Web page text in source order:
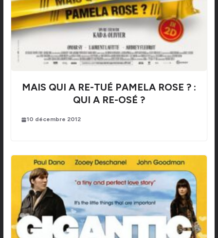
MAIS QUI A RE-TUÉ PAMELA ROSE ? :
QUI A RE-OSÉ ?
10 décembre 2012